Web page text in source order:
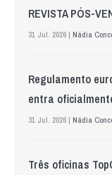
REVISTA PÓS-
31 Jul. 2026 | Nádia
Regulamento
entra
31 Jul. 2026 | Nádia
Três oficinas